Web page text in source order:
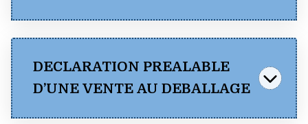
DECLARATION PREALABLE
D’UNE VENTE AU DEBALLAGE